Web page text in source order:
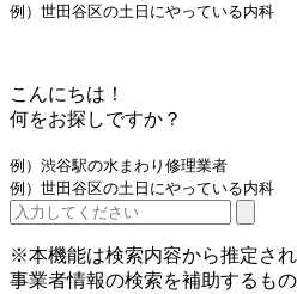
例）世田谷区の土日にやっている内科
こんにちは！
何をお探しですか？
例）渋谷駅の水まわり修理業者
例）世田谷区の土日にやっている内科
※本機能は検索内容から推定さ
事業者情報の検索を補助するもの